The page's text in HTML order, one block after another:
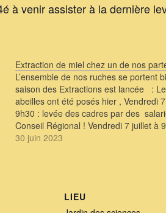
à venir assister à la dernière
Extraction de miel chez un de nos
L’ensemble de nos ruches se portent
saison des Extractions est lancée :
abeilles ont été posés hier , Vendredi
9h30 : levée des cadres par des
Conseil Régional ! Vendredi 7 juillet à
découverte de l’apiculture Citadine (
30 juin 2023
LIEU